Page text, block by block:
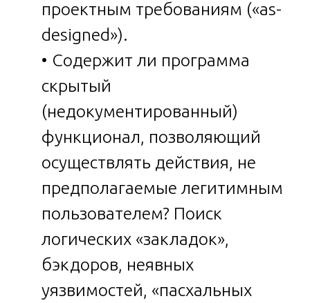
проектным требованиям («as-
designed»).
• Содержит ли программа
скрытый
(недокументированный)
функционал, позволяющий
осуществлять действия, не
предполагаемые легитимным
пользователем? Поиск
логических «закладок»,
бэкдоров, неявных
уязвимостей, «пасхальных